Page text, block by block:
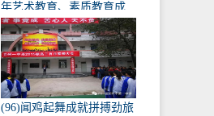
年艺术教育、素质教育成
果展演暨2016元旦迎新活
动
(96)闻鸡起舞成就拼搏劲旅